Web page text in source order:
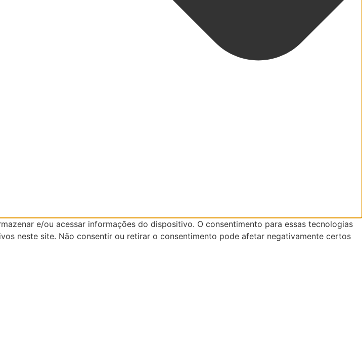
e/ou acessar informações do dispositivo. O consentimento para essas tecnologias
neste site. Não consentir ou retirar o consentimento pode afetar negativamente certos